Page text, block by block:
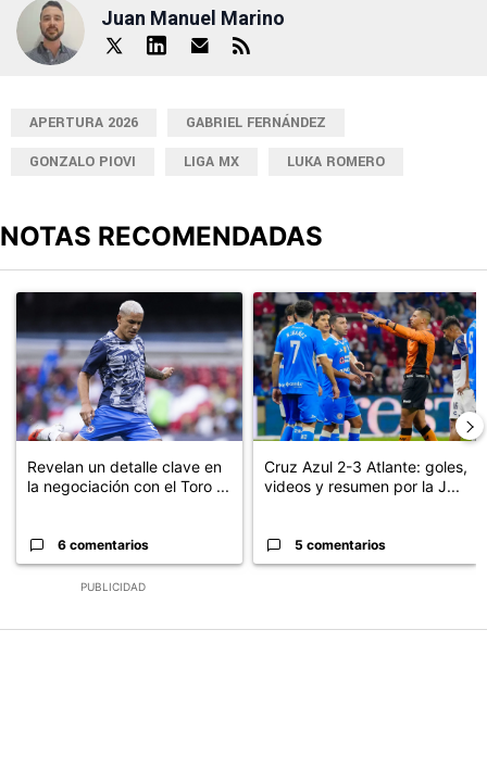
Juan Manuel Marino
APERTURA 2026
GABRIEL FERNÁNDEZ
GONZALO PIOVI
LIGA MX LUKA ROMERO
NOTAS RECOMENDADAS
PUBLICIDAD
Un artículo de tendencia con el título "Revelan un detalle clave
Revelan un detalle clave en
la negociación con el Toro ...
6 comentarios
Un artículo de tendencia con el
Cruz Azul 2-3 Atlante: goles,
videos y resumen por la J...
5 comentarios